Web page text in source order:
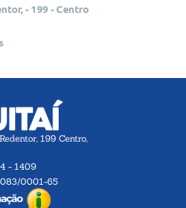
- 199 - Centro
199 Centro,
- 1409
0001-65